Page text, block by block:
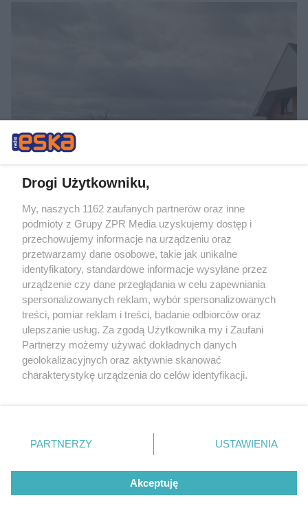
Ostrzeszów. Zderzenie
dwóch motocykli. Jeden z
motocyklistów nie żyje
polski kurort to prawdziwy hit wśród
Drogi Użytkowniku,
My, naszych 1162 zaufanych partnerów oraz inne
podmioty z Grupy ZPR Media uzyskujemy dostęp i
przechowujemy informacje na urządzeniu oraz
przetwarzamy dane osobowe, takie jak unikalne
identyfikatory, standardowe informacje wysyłane przez
urządzenie czy dane przeglądania w celu zapewniania
spersonalizowanych reklam, wybór spersonalizowanych
treści, pomiar reklam i treści, badanie odbiorców oraz
ulepszanie usług. Za zgodą Użytkownika my i Zaufani
Partnerzy możemy używać dokładnych danych
geolokalizacyjnych oraz aktywnie skanować
charakterystykę urządzenia do celów identyfikacji.
zmienić/wycofać klikając przycisk ustawień prywatności
znajdujący się w lewym dolnym rogu strony
rodzaje przetwarzania danych nie wymagają zgody
użytkownika, ale masz prawo sprzeciwić się takiemu
przetwarzaniu. Preferencje będą miały zastosowanie tylko
PARTNERZY USTAWIENIA
Akceptuję